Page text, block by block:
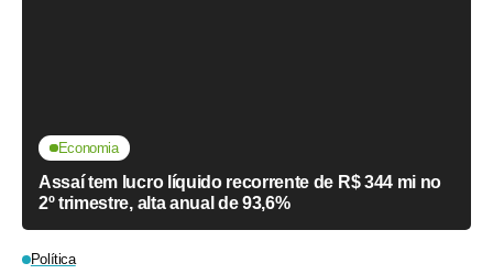
Economia
Assaí tem lucro líquido recorrente de R$ 344 mi no
2º trimestre, alta anual de 93,6%
Política